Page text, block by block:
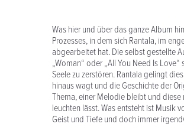
Was hier und über das ganze Album
Prozesses, in dem sich Rantala, im
abgearbeitet hat. Die selbst gestellte
„Woman“ oder „All You Need Is
Seele zu zerstören. Rantala gelingt
hinaus wagt und die Geschichte der
Thema, einer Melodie bleibt und
leuchten lässt. Was entsteht ist Musik
Geist und Tiefe und doch immer